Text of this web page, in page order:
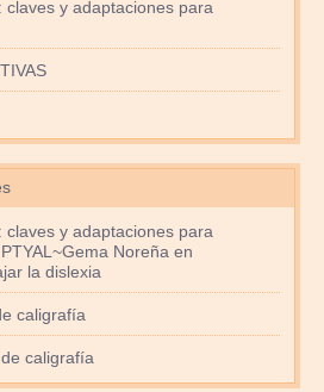
y adaptaciones para
y adaptaciones para
Noreña en
la dislexia
caligrafía
caligrafía